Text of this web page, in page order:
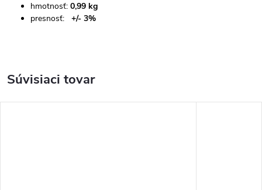
hmotnosť: 0,99 kg
presnosť: +/- 3%
Súvisiaci tovar